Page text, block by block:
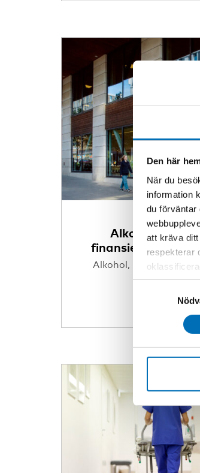
Den här
När du
information
du förväntar
att kräva
respekterar
inställningar
vi erbjuder.
genom att
ARTIKEL
finansiering och
Alkohol, Forskning,